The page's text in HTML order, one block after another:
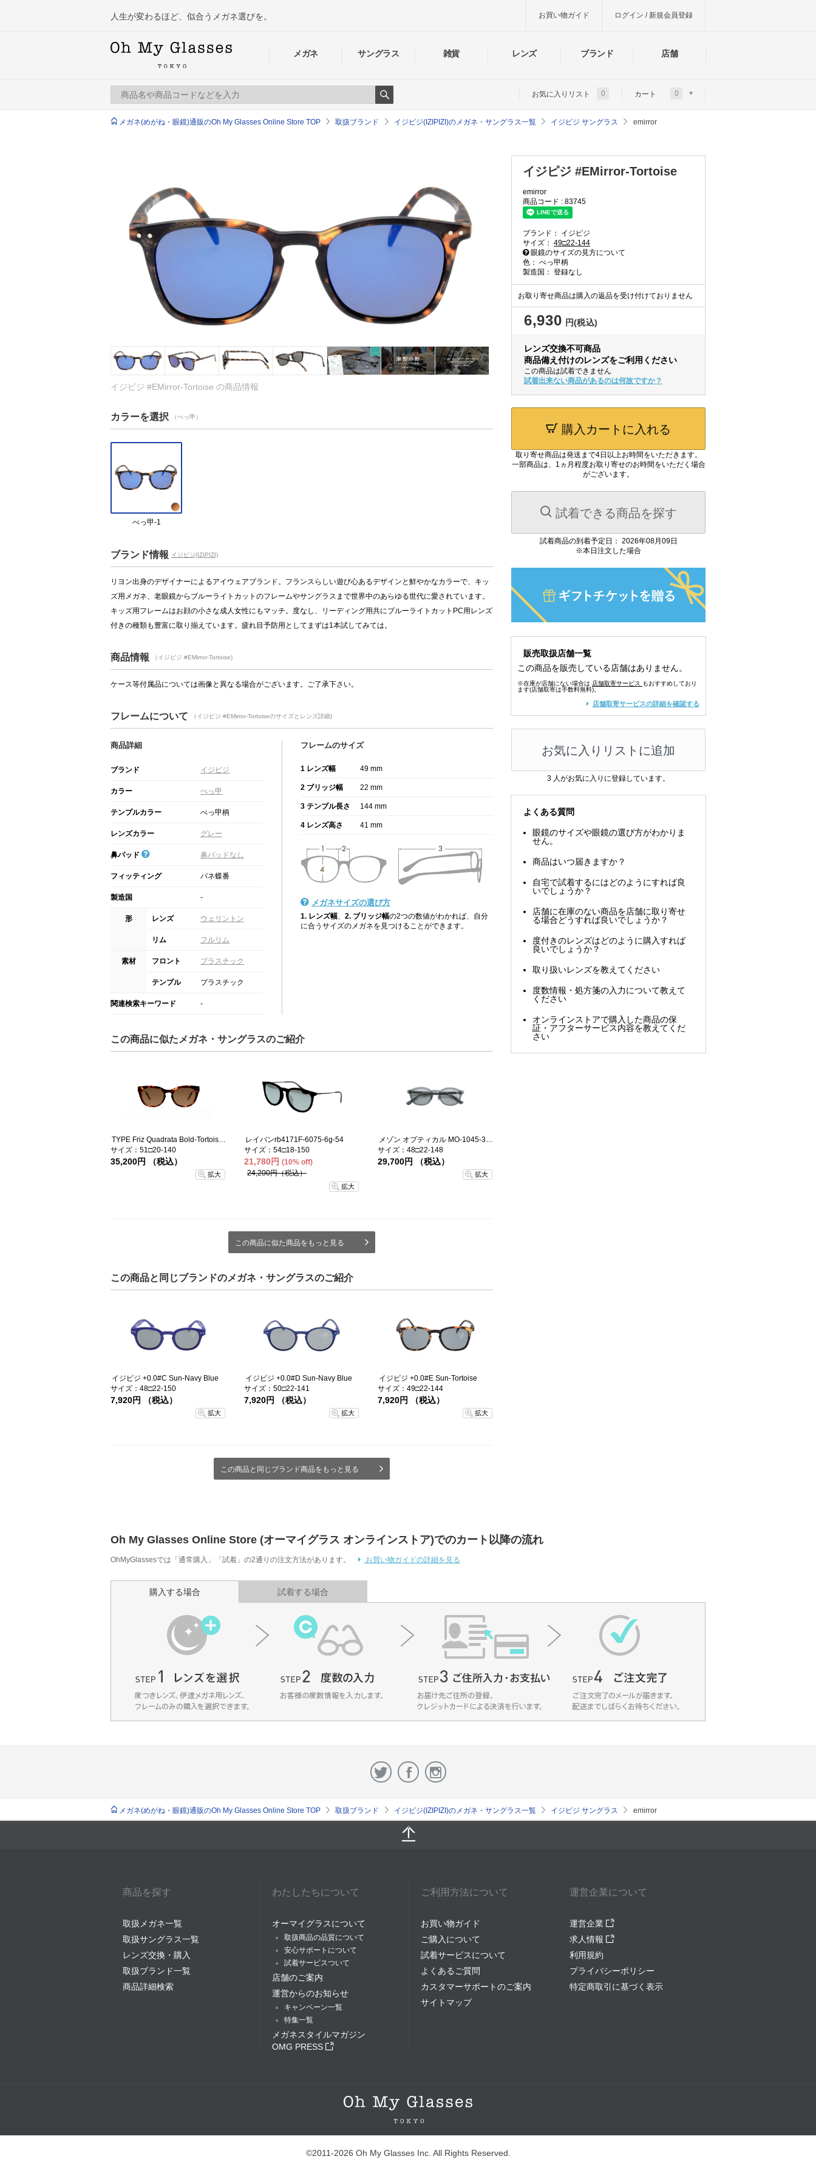
メガネ サングラス 雑貨 レンズ ブランド 店舗
人生が変わるほど、似合うメガネ選びを。 お買い物ガイド ログイン / 新規会員登録
Search
お気に入りリスト 0 カート 0
メガネ(めがね・眼鏡)通販のOh My Glasses Online Store TOP 取扱ブランド イジピジ(IZIPIZI)のメガネ・サングラス一覧 イジピジ サングラス emirror
イジピジ #EMirror-Tortoise
emirror
商品コード : 83745
ブランド： イジピジ
サイズ： 49□22-144
眼鏡のサイズの見方について
色： べっ甲柄
製造国： 登録なし
イジピジ #EMirror-Tortoise の商品情報
カラーを選択 （べっ甲）
べっ甲-1
ブランド情報 イジピジ(IZIPIZI)
リヨン出身のデザイナーによるアイウェアブランド。フランスらしい遊び心あるデザインと鮮やかなカラーで、キッ
ズ用メガネ、老眼鏡からブルーライトカットのフレームやサングラスまで世界中のあらゆる世代に愛されています。
キッズ用フレームはお顔の小さな成人女性にもマッチ。度なし、リーディング用共にブルーライトカットPC用レンズ
付きの種類も豊富に取り揃えています。疲れ目予防用としてまずは1本試してみては。
商品情報 （イジピジ #EMirror-Tortoise)
ケース等付属品については画像と異なる場合がございます。ご了承下さい。
フレームについて （イジピジ #EMirror-Tortoiseのサイズとレンズ詳細)
商品詳細
ブランド イジピジ
カラー べっ甲
テンプルカラー べっ甲柄
レンズカラー グレー
鼻パッド 鼻パッドなし
フィッティング バネ蝶番
製造国 -
形 レンズ ウェリントン
リム フルリム
素材 フロント プラスチック
テンプル プラスチック
関連検索キーワード -
フレームのサイズ
1 レンズ幅 49 mm
2 ブリッジ幅 22 mm
3 テンプル長さ 144 mm
4 レンズ高さ 41 mm
メガネサイズの選び方
1. レンズ幅 2. ブリッジ幅の2つの数値がわかれば、自分
に合うサイズのメガネを見つけることができます。
この商品に似たメガネ・サングラスのご紹介
TYPE Friz Quadrata Bold-Tortoise Sunglasses
サイズ：51□20-140
35,200円 （税込）
拡大
レイバンrb4171F-6075-6g-54
サイズ：54□18-150
21,780円 (10% off)
24,200円（税込）
拡大
メゾン オプティカル MO-1045-3-48-sg
サイズ：48□22-148
29,700円 （税込）
拡大
この商品に似た商品をもっと見る
この商品と同じブランドのメガネ・サングラスのご紹介
イジピジ +0.0#C Sun-Navy Blue
サイズ：48□22-150
7,920円 （税込）
拡大
イジピジ +0.0#D Sun-Navy Blue
サイズ：50□22-141
7,920円 （税込）
拡大
イジピジ +0.0#E Sun-Tortoise
サイズ：49□22-144
7,920円 （税込）
拡大
この商品と同じブランド商品をもっと見る
お取り寄せ商品は購入の返品を受け付けておりません
6,930 円(税込)
レンズ交換不可商品
商品備え付けのレンズをご利用ください
この商品は試着できません
試着出来ない商品があるのは何故ですか？
購入カートに入れる
取り寄せ商品は発送まで4日以上お時間をいただきます。
一部商品は、1ヵ月程度お取り寄せのお時間をいただく場合
がございます。
試着できる商品を探す
試着商品の到着予定日： 2026年08月09日
※本日注文した場合
販売取扱店舗一覧
この商品を販売している店舗はありません。
※在庫が店舗にない場合は 店舗取寄サービス
もおすすめしており
ます(店舗取寄は手数料無料)。
店舗取寄サービスの詳細を確認する
お気に入りリストに追加
3 人がお気に入りに登録しています。
よくある質問
眼鏡のサイズや眼鏡の選び方がわかりま
せん。
商品はいつ届きますか？
自宅で試着するにはどのようにすれば良
いでしょうか？
店舗に在庫のない商品を店舗に取り寄せ
る場合どうすれば良いでしょうか？
度付きのレンズはどのように購入すれば
良いでしょうか？
取り扱いレンズを教えてください
度数情報・処方箋の入力について教えて
ください
オンラインストアで購入した商品の保
証・アフターサービス内容を教えてくだ
さい
Oh My Glasses Online Store (オーマイグラス オンラインストア)でのカート以降の流れ
OhMyGlassesでは「通常購入」「試着」の2通りの注文方法があります。 お買い物ガイドの詳細を見る
購入する場合 試着する場合
メガネ(めがね・眼鏡)通販のOh My Glasses Online Store TOP 取扱ブランド イジピジ(IZIPIZI)のメガネ・サングラス一覧 イジピジ サングラス emirror
商品を探す
取扱メガネ一覧
取扱サングラス一覧
レンズ交換・購入
取扱ブランド一覧
商品詳細検索
わたしたちについて
オーマイグラスについて
取扱商品の品質について
安心サポートについて
試着サービスついて
店舗のご案内
運営からのお知らせ
キャンペーン一覧
特集一覧
メガネスタイルマガジン
OMG PRESS
ご利用方法について
お買い物ガイド
ご購入について
試着サービスについて
よくあるご質問
カスタマーサポートのご案内
サイトマップ
運営企業について
運営企業
求人情報
利用規約
プライバシーポリシー
特定商取引に基づく表示
©2011-2026 Oh My Glasses Inc. All Rights Reserved.